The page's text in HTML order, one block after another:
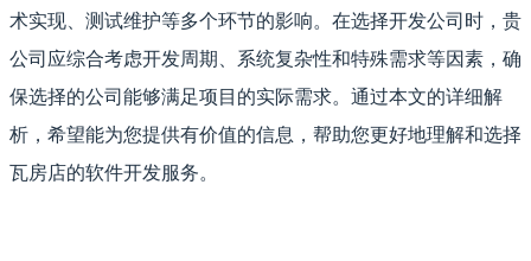
术实现、测试维护等多个环节的影响。在选择开发公司时，贵
公司应综合考虑开发周期、系统复杂性和特殊需求等因素，确
保选择的公司能够满足项目的实际需求。通过本文的详细解
析，希望能为您提供有价值的信息，帮助您更好地理解和选择
瓦房店的软件开发服务。